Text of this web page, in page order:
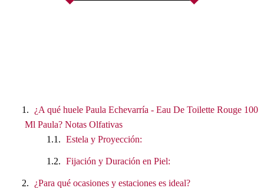
¿A qué huele Paula Echevarría - Eau De Toilette Rouge 100
Ml Paula? Notas Olfativas
Estela y Proyección:
Fijación y Duración en Piel:
¿Para qué ocasiones y estaciones es ideal?